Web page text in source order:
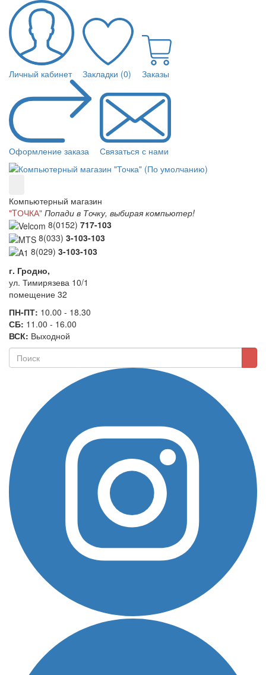
Личный кабинет Закладки (0) Заказы
Оформление заказа Связаться с нами
Компьютерный магазин
"TОЧКА" Попади в Точку, выбирая компьютер!
8(0152) 717-103
8(033) 3-103-103
8(029) 3-103-103
г. Гродно,
ул. Тимирязева 10/1
помещение 32
ПН-ПТ: 10.00 - 18.30
СБ: 11.00 - 16.00
ВСК: Выходной